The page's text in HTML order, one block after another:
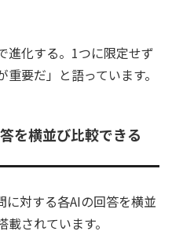
進化する。1つに限定せず
要だ」と語っています。
を横並び比較できる
対する各AIの回答を横並
されています。